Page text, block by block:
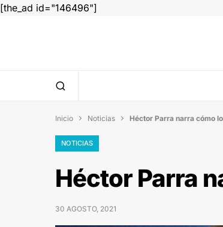
[the_ad id="146496"]
Inicio  Noticias  Héctor Parra narra cómo
NOTICIAS
Héctor Parra
30 AGOSTO, 2021